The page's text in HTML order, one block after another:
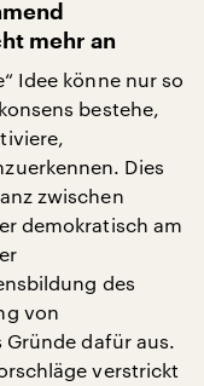
mehr an
Idee könne nur so
bestehe,
Dies
zwischen
demokratisch am
des
von
Gründe dafür aus.
verstrickt